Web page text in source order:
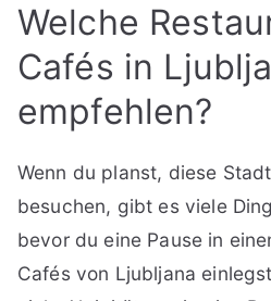
Welche
Cafés in
empfehlen?
Wenn du planst, diese
besuchen, gibt es viele
bevor du eine Pause in
Cafés von Ljubljana